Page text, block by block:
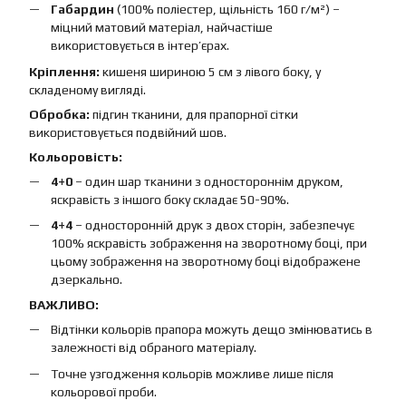
Габардин (100% поліестер, щільність 160 г/м²) –
міцний матовий матеріал, найчастіше
використовується в інтер’єрах.
Кріплення: кишеня шириною 5 см з лівого боку, у
складеному вигляді.
Обробка: підгин тканини, для прапорної сітки
використовується подвійний шов.
Кольоровість:
4+0 – один шар тканини з одностороннім друком,
яскравість з іншого боку складає 50-90%.
4+4 – односторонній друк з двох сторін, забезпечує
100% яскравість зображення на зворотному боці, при
цьому зображення на зворотному боці відображене
дзеркально.
ВАЖЛИВО:
Відтінки кольорів прапора можуть дещо змінюватись в
залежності від обраного матеріалу.
Точне узгодження кольорів можливе лише після
кольорової проби.